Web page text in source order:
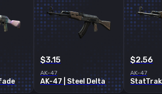
$2.81
$3.15
AK-47
AK-47 | Steel Delta
$2.56
AK-47